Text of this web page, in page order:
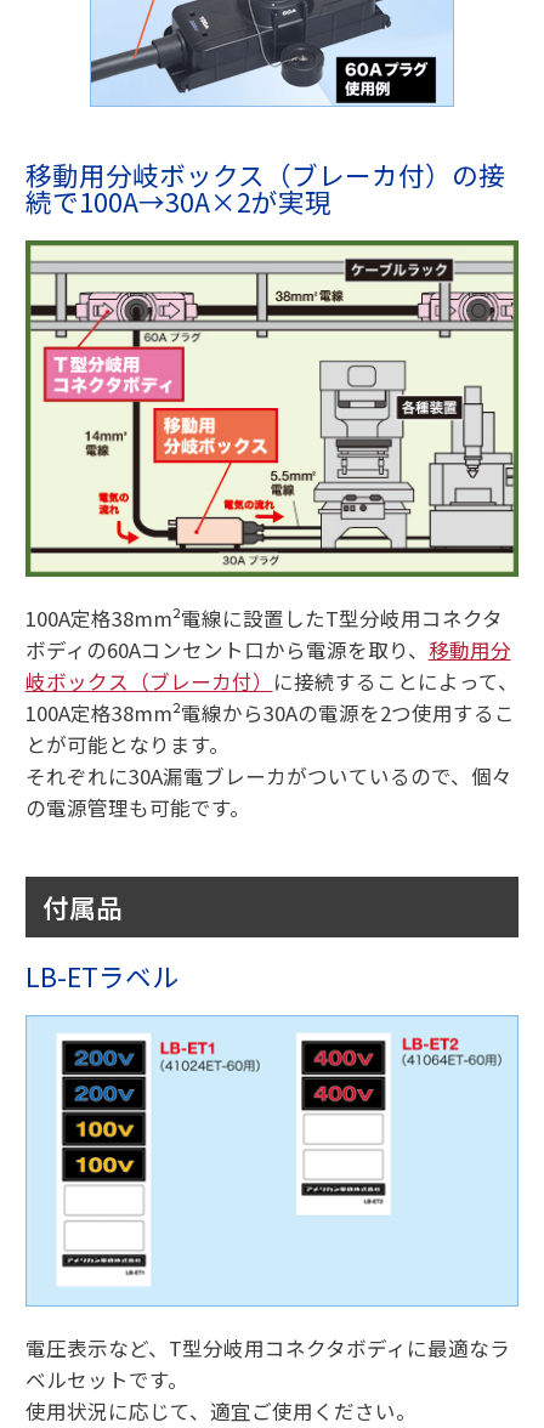
移動用分岐ボックス（ブレーカ付）の接
続で100A→30A×2が実現
100A定格38mm²電線に設置したT型分岐用コネクタ
ボディの60Aコンセント口から電源を取り、 移動用分
岐ボックス（ブレーカ付） に接続することによって、
100A定格38mm²電線から30Aの電源を2つ使用するこ
とが可能となります。
それぞれに30A漏電ブレーカがついているので、個々
の電源管理も可能です。
付属品
LB-ETラベル
電圧表示など、T型分岐用コネクタボディに最適なラ
ベルセットです。
使用状況に応じて、適宜ご使用ください。